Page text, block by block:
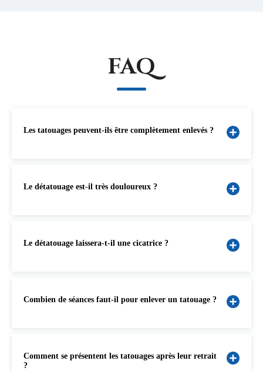
FAQ
Les tatouages ​​peuvent-ils être complètement enlevés ?
Le détatouage est-il très douloureux ?
Le détatouage laissera-t-il une cicatrice ?
Combien de séances faut-il pour enlever un tatouage ?
Comment se présentent les tatouages ​​après leur retrait
?